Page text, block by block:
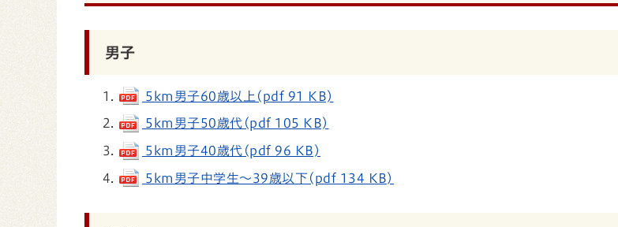
男子
5km男子60歳以上(pdf 91 KB)
5km男子50歳代(pdf 105 KB)
5km男子40歳代(pdf 96 KB)
5km男子中学生～39歳以下(pdf 134 KB)